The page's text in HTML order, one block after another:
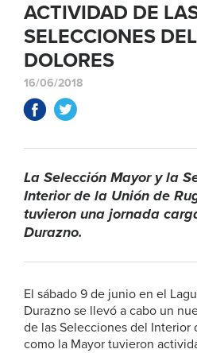
ACTIVIDAD DE
SELECCIONES
DOLORES
16/06/2018
La Selección Mayor y la
Interior de la Unión de
tuvieron una jornada
Durazno.
El sábado 9 de junio en el
Durazno se llevó a cabo un
de las Selecciones del Interior
como la Mayor tuvieron